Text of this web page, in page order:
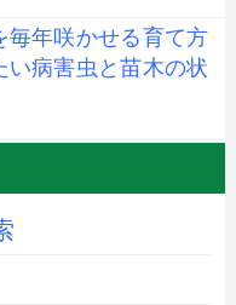
毎年咲かせる育て方
い病害虫と苗木の状